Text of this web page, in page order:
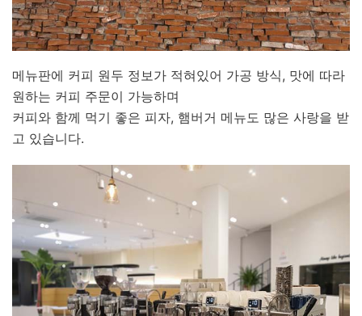
메뉴판에 커피 원두 정보가 적혀있어 가공 방식, 맛에 따라
원하는 커피 주문이 가능하며
커피와 함께 먹기 좋은 피자, 햄버거 메뉴도 많은 사랑을 받
고 있습니다.